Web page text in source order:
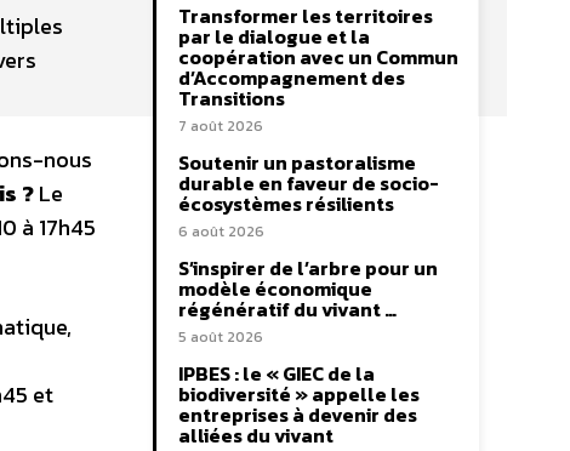
nous
?Le
à 17h45
et
Transformer les territoires
par le dialogue et la
coopération avec un Commun
d’Accompagnement des
Transitions
7 août 2026
Soutenir un pastoralisme
durable en faveur de socio-
écosystèmes résilients
6 août 2026
S’inspirer de l’arbre pour un
modèle économique
régénératif du vivant …
5 août 2026
IPBES : le « GIEC de la
biodiversité » appelle les
entreprises à devenir des
alliées du vivant